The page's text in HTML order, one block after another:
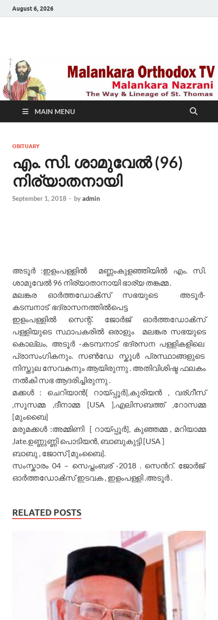
August 6, 2026
TV
MAIN MENU
OBITUARY
എം. സി. ശാമുവേൽ (96)
നിര്യാതനായി
September 1, 2018 - byadmin
അടൂർ :ഇളംപള്ളിൽ മണ്ണംകുളഞ്ഞിയിൽ എം. സി.
ശാമുവേൽ 96 നിര്യാതാനായി ഭാര്യ തങ്കമ്മ .
മലങ്കര ഓർത്തഡോൿസ്‌ സഭയുടെ അടൂർ-
കടമ്പനാട് ഭദ്രാസനത്തിൽപെട്ട
ഇളംപള്ളിൽ സെന്റ്. ജോർജ് ഓർത്തഡോൿസ്‌
പള്ളിയുടെ സ്ഥാപകരിൽ ഒരാളും മലങ്കര സഭയുടെ
കൊല്ലം, അടൂർ -കടമ്പനാട് ഭദ്രസന പള്ളികളിലെ
പ്രാസംഗികനും. സൺ‌ഡേ സ്കൂൾ പ്രസ്ഥാങ്ങളുടെ
നിസ്തുല സേവകനും ആയിരുന്നു . അതിവിശിഷ്ട ഫലകം
നൽകി സഭ ആദരിച്ചിരുന്നു .
മക്കൾ : ചെറിയാൻ[ റായ്പ്പൂർ],കുരിയൻ , വര്ഗീസ്
,സൂസമ്മ ,ദീനാമ്മ [USA ],എലിസബത്ത് ,റോസമ്മ
[മുംബൈ]
മരുമക്കൾ :അമ്മിണി [ റായ്പ്പൂർ], കുഞ്ഞമ്മ , മറിയാമ്മ
,late.ഉണ്ണുണ്ണി പൊടിയൻ, ബാബുകുട്ടി [USA ]
ബാബു , ജോസ് [മുംബൈ].
സംസ്കാരം 04 – സെപ്തംബര് -2018 . സെൻറ്. ജോർജ്
ഓർത്തഡോൿസ് ഇടവക , ഇളംപള്ളി .അടൂർ .
RELATED POSTS